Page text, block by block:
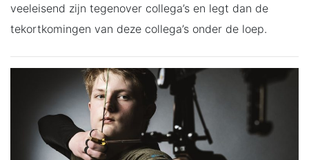
veeleisend zijn tegenover collega’s en legt dan de
tekortkomingen van deze collega’s onder de loep.